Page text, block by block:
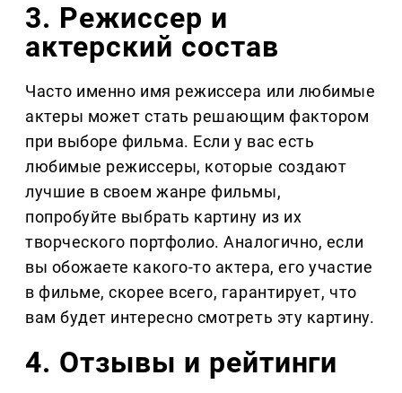
3. Режиссер и
актерский состав
Часто именно имя режиссера или любимые
актеры может стать решающим фактором
при выборе фильма. Если у вас есть
любимые режиссеры, которые создают
лучшие в своем жанре фильмы,
попробуйте выбрать картину из их
творческого портфолио. Аналогично, если
вы обожаете какого-то актера, его участие
в фильме, скорее всего, гарантирует, что
вам будет интересно смотреть эту картину.
4. Отзывы и рейтинги